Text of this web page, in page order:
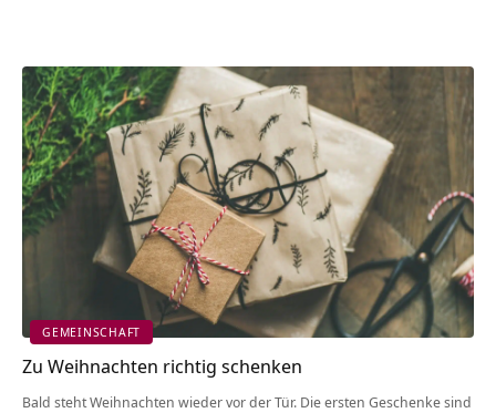
GEMEINSCHAFT
Zu Weihnachten richtig schenken
Bald steht Weihnachten wieder vor der Tür. Die ersten Geschenke sind